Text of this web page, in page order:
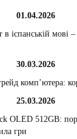
01.04.2026
в іспанській мові
30.03.2026
комп’ютера:
25.03.2026
OLED 512GB:
гри